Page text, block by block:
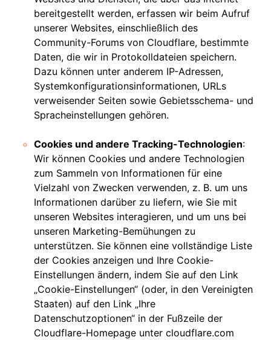
bereitgestellt werden, erfassen wir beim Aufruf
unserer Websites, einschließlich des
Community-Forums von Cloudflare, bestimmte
Daten, die wir in Protokolldateien speichern.
Dazu können unter anderem IP-Adressen,
Systemkonfigurationsinformationen, URLs
verweisender Seiten sowie Gebietsschema- und
Spracheinstellungen gehören.
Cookies und andere Tracking-Technologien:
Wir können Cookies und andere Technologien
zum Sammeln von Informationen für eine
Vielzahl von Zwecken verwenden, z. B. um uns
Informationen darüber zu liefern, wie Sie mit
unseren Websites interagieren, und um uns bei
unseren Marketing-Bemühungen zu
unterstützen. Sie können eine vollständige Liste
der Cookies anzeigen und Ihre Cookie-
Einstellungen ändern, indem Sie auf den Link
„Cookie-Einstellungen“ (oder, in den Vereinigten
Staaten) auf den Link „Ihre
Datenschutzoptionen“ in der Fußzeile der
Cloudflare-Homepage unter cloudflare.com